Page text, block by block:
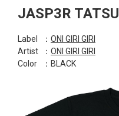
JASP3R TATSU
Label ： ONI GIRI GIRI
Artist
： ONI GIRI GIRI
Color
：BLACK